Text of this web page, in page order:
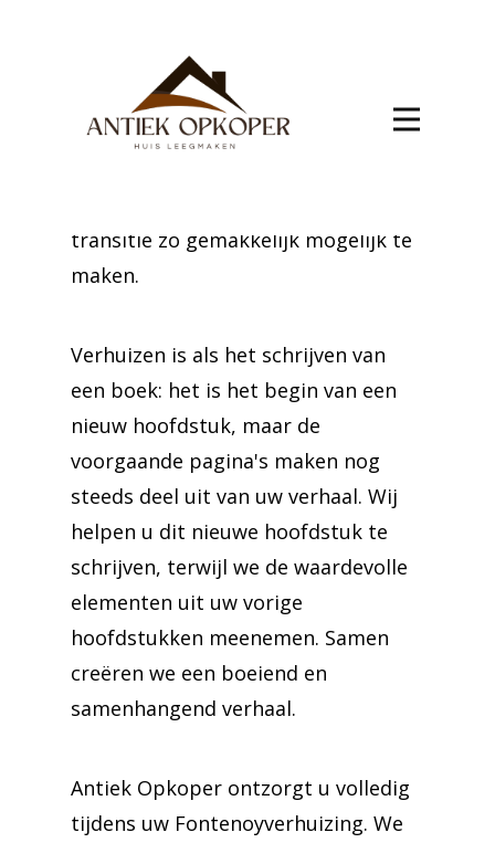
Kies voor gemak en zekerheid bij uw
verhuizing naar Fontenoy. Ons team
transitie zo gemakkelijk mogelijk te
maken.
Verhuizen is als het schrijven van
een boek: het is het begin van een
nieuw hoofdstuk, maar de
voorgaande pagina's maken nog
steeds deel uit van uw verhaal. Wij
helpen u dit nieuwe hoofdstuk te
schrijven, terwijl we de waardevolle
elementen uit uw vorige
hoofdstukken meenemen. Samen
creëren we een boeiend en
samenhangend verhaal.
Antiek Opkoper ontzorgt u volledig
tijdens uw Fontenoyverhuizing. We